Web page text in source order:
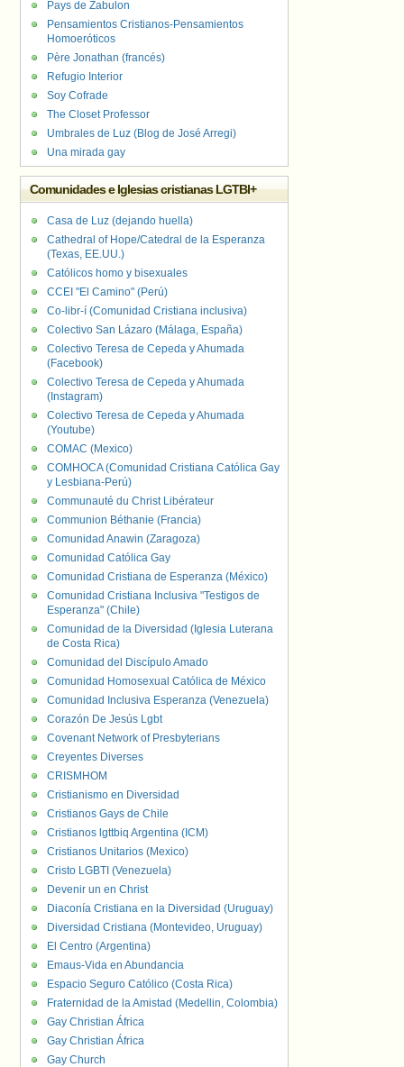
Pays de Zabulon
Pensamientos Cristianos-Pensamientos
Homoeróticos
Père Jonathan (francés)
Refugio Interior
Soy Cofrade
The Closet Professor
Umbrales de Luz (Blog de José Arregi)
Una mirada gay
Comunidades e Iglesias cristianas LGTBI+
Casa de Luz (dejando huella)
Cathedral of Hope/Catedral de la Esperanza
(Texas, EE.UU.)
Católicos homo y bisexuales
CCEI "El Camino" (Perú)
Co-libr-í (Comunidad Cristiana inclusiva)
Colectivo San Lázaro (Málaga, España)
Colectivo Teresa de Cepeda y Ahumada
(Facebook)
Colectivo Teresa de Cepeda y Ahumada
(Instagram)
Colectivo Teresa de Cepeda y Ahumada
(Youtube)
COMAC (Mexico)
COMHOCA (Comunidad Cristiana Católica Gay
y Lesbiana-Perú)
Communauté du Christ Libérateur
Communion Béthanie (Francia)
Comunidad Anawin (Zaragoza)
Comunidad Católica Gay
Comunidad Cristiana de Esperanza (México)
Comunidad Cristiana Inclusiva "Testigos de
Esperanza" (Chile)
Comunidad de la Diversidad (Iglesia Luterana
de Costa Rica)
Comunidad del Discípulo Amado
Comunidad Homosexual Católica de México
Comunidad Inclusiva Esperanza (Venezuela)
Corazón De Jesús Lgbt
Covenant Network of Presbyterians
Creyentes Diverses
CRISMHOM
Cristianismo en Diversidad
Cristianos Gays de Chile
Cristianos lgttbiq Argentina (ICM)
Cristianos Unitarios (Mexico)
Cristo LGBTI (Venezuela)
Devenir un en Christ
Diaconía Cristiana en la Diversidad (Uruguay)
Diversidad Cristiana (Montevideo, Uruguay)
El Centro (Argentina)
Emaus-Vida en Abundancia
Espacio Seguro Católico (Costa Rica)
Fraternidad de la Amistad (Medellin, Colombia)
Gay Christian África
Gay Christian África
Gay Church